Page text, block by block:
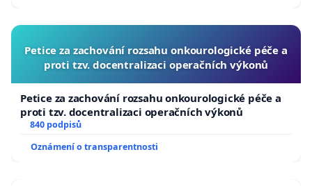
Petice za zachování rozsahu onkourologické péče a
proti tzv. docentralizaci operačních výkonů
Petice za zachování rozsahu onkourologické péče a
proti tzv. docentralizaci operačních výkonů
840 podpisů
Oznámení o transparentnosti